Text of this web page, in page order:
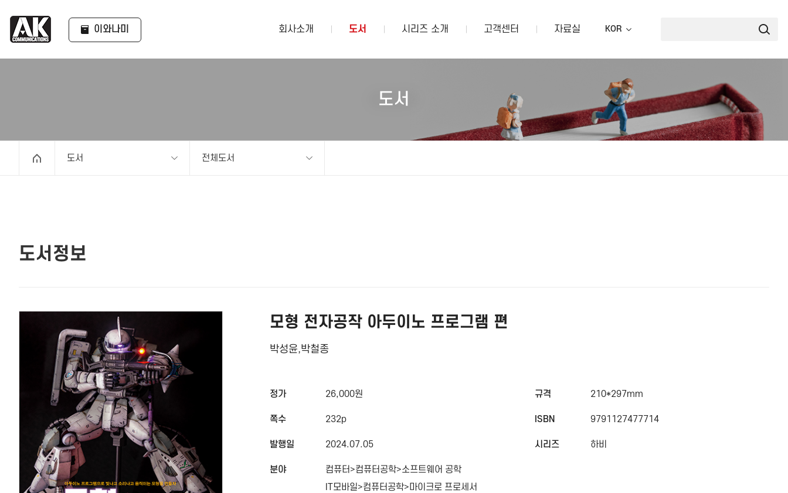
이와나미 회사소개 도서 시리즈 소개 고객센터 자료실 KOR
도서
도서 전체도서
도서정보
모형 전자공작 아두이노 프로그램 편
박성윤,박철종
정가 26,000원 규격 210*297mm
쪽수 232p ISBN 9791127477714
발행일 2024.07.05 시리즈 하비
분야
컴퓨터>컴퓨터공학>소프트웨어 공학
IT모바일>컴퓨터공학>마이크로 프로세서